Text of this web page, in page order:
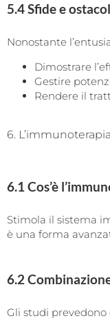
5.4 Sfide e
Nonostante
Dimostrare
Gestire
Rendere il
6.
6.1 Cos’è
Stimola il sistema
è una forma
6.2
Gli studi